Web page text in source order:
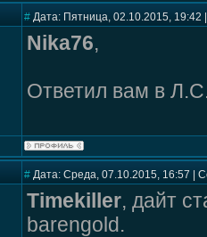
# Дата: Пятница, 02.10.2015,
Nika76,
Ответил вам в
# Дата: Среда, 07.10.2015, 16:57 |
Timekiller, дайт
barengold.